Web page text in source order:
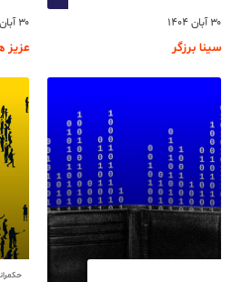
۳۰ آبان ۱۴۰۴
سینا برزگر
۳۰ آبان ۱۴۰۴
عزیز